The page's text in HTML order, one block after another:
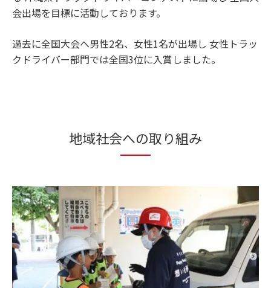
会出場を目標に活動しております。
過去に全国大会へ男性2名、女性1名が出場し 女性トラッ
クドライバー部門では全国3位に入賞しました。
地域社会への取り組み